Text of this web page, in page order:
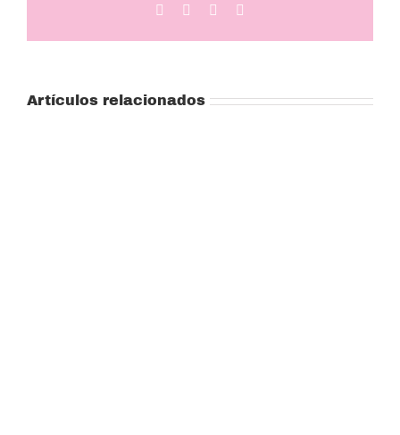
Facebook
TwitterLinkedIn
Artículos relacionados